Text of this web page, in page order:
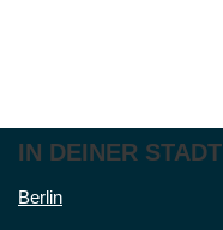
IN DEINER STADT
Berlin